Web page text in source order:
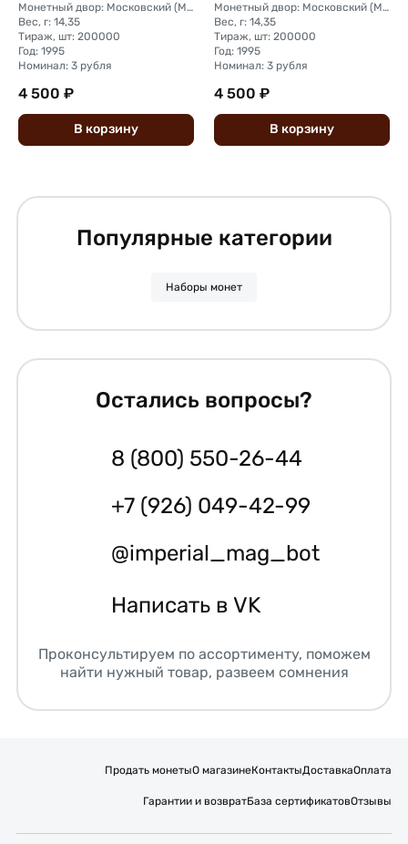
Монетный двор: Московский (ММД)
Вес, г: 14,35
Тираж, шт: 200000
Год: 1995
Номинал: 3 рубля
4 500 ₽
В корзину
Монетный двор: Московский (ММД)
Вес, г: 14,35
Тираж, шт: 200000
Год: 1995
Номинал: 3 рубля
4 500 ₽
В корзину
Популярные категории
Наборы монет
Остались вопросы?
8 (800) 550-26-44
+7 (926) 049-42-99
@imperial_mag_bot
Написать в VK
Проконсультируем по ассортименту, поможем
найти нужный товар, развеем сомнения
Продать монетыО магазинеКонтактыДоставкаОплата
Гарантии и возвратБаза сертификатовОтзывы